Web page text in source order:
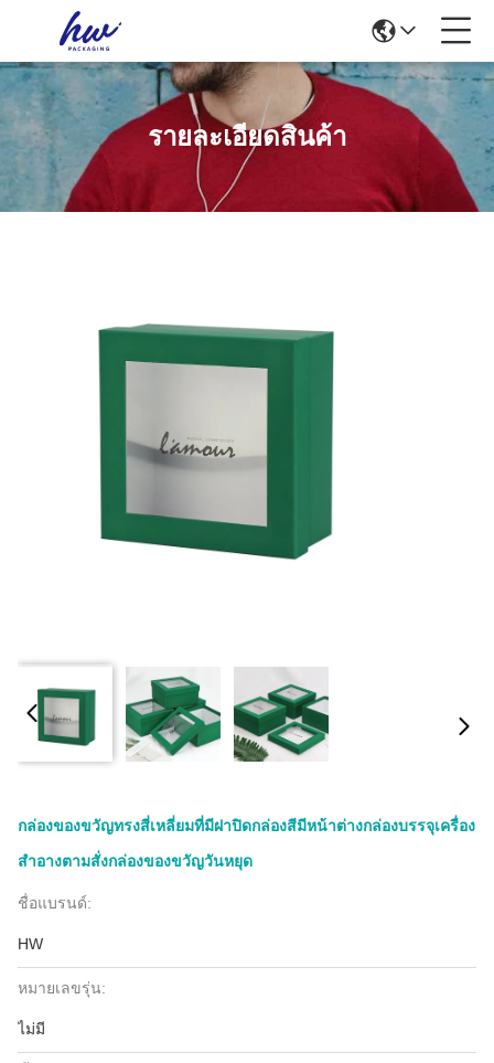
รายละเอียดสินค้า
กล่องของขวัญทรงสี่เหลี่ยมที่มีฝาปิดกล่องสีมีหน้าต่างกล่องบรรจุเครื่อง
สําอางตามสั่งกล่องของขวัญวันหยุด
ชื่อแบรนด์:
HW
หมายเลขรุ่น:
ไม่มี